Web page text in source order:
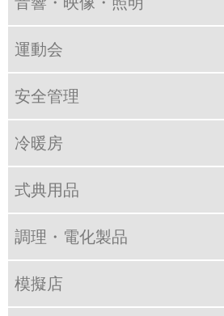
運動会
安全管理
冷暖房
式典用品
調理・電化製品
模擬店